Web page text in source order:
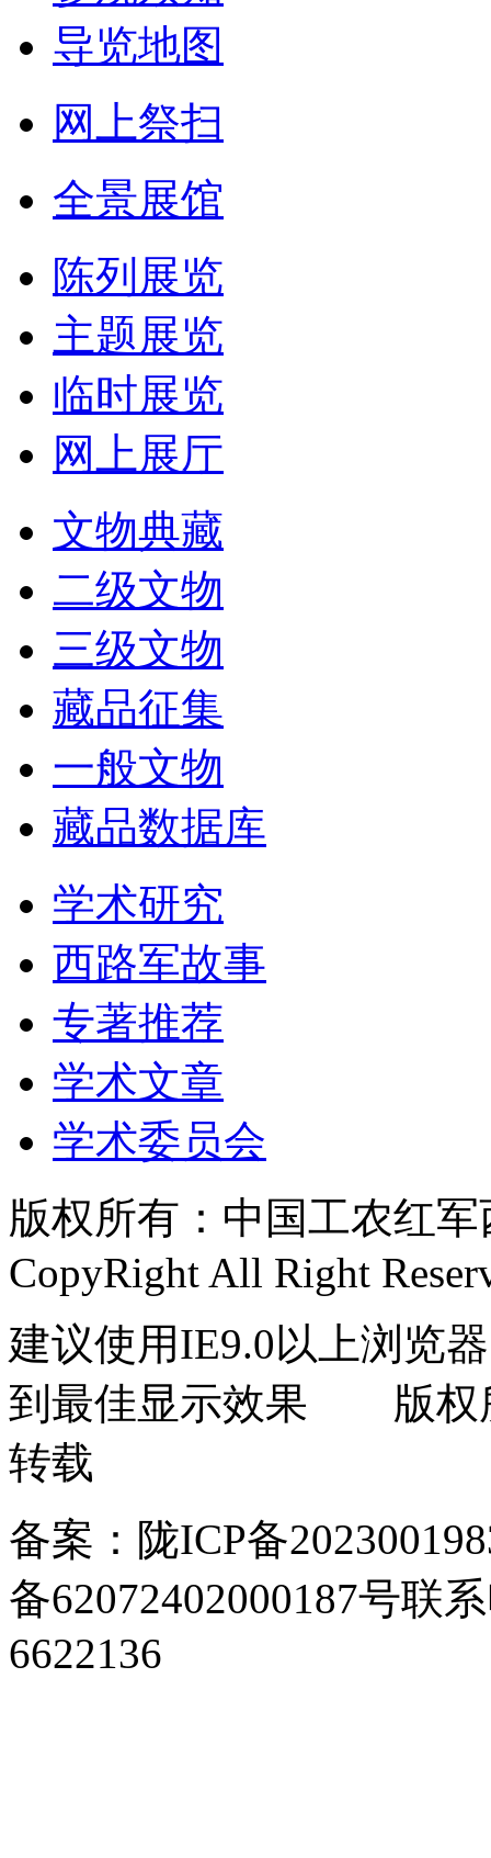
导览地图
网上祭扫
全景展馆
陈列展览
主题展览
临时展览
网上展厅
文物典藏
二级文物
三级文物
藏品征集
一般文物
藏品数据库
学术研究
西路军故事
专著推荐
学术文章
学术委员会
版权所有：中国工农红
CopyRight All Right
建议使用IE9.0以上浏览
到最佳显示效果 版权
转载
备案：陇ICP备
备62072402000187号联
6622136